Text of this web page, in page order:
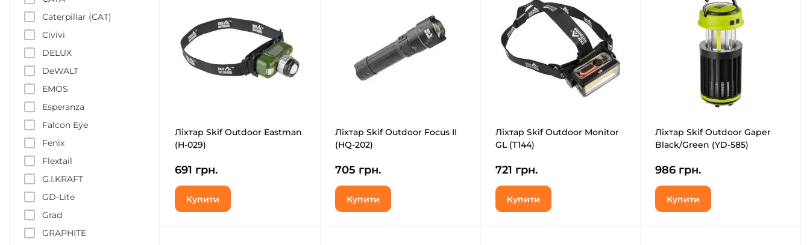
Caterpillar (CAT)
Civivi
DELUX
DeWALT
EMOS
Esperanza
Falcon Eye
Fenix
Flextail
G.I.KRAFT
GD-Lite
Grad
GRAPHITE
Ліхтар Skif Outdoor Eastman
(H-029)
691 грн.
Купити
Ліхтар Skif Outdoor Focus II
(HQ-202)
705 грн.
Купити
Ліхтар Skif Outdoor Monitor
GL (T144)
721 грн.
Купити
Ліхтар Skif Outdoor Gaper
Black/Green (YD-585)
986 грн.
Купити